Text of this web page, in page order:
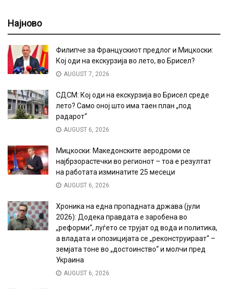
Најново
Филипче за Францускиот предлог и Мицкоски:
Кој оди на екскурзија во лето, во Брисел?
AUGUST 7, 2026
СДСМ: Кој оди на екскурзија во Брисел среде
лето? Само оној што има таен план „под
радарот“
AUGUST 6, 2026
Мицкоски: Македонските аеродроми се
најбрзорастечки во регионот – тоа е резултат
на работата изминатите 25 месеци
AUGUST 6, 2026
Хроника на една пропадната држава (јули
2026): Додека правдата е заробена во
„реформи“, луѓето се трујат од вода и политика,
а владата и опозицијата се „реконструираат“ –
земјата тоне во „достоинство“ и молчи пред
Украина
AUGUST 6, 2026